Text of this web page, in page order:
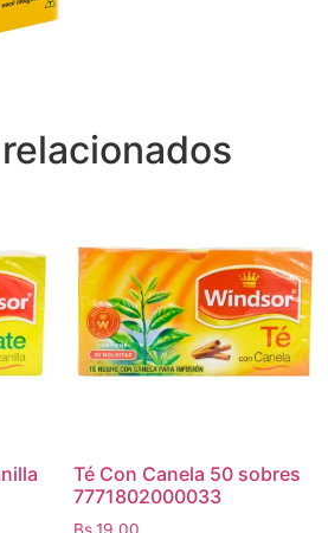
Té Con Canela 50 sobres
7771802000033